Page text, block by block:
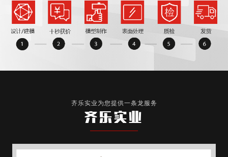
齐乐实业为您提供一条龙服务
齐乐实业